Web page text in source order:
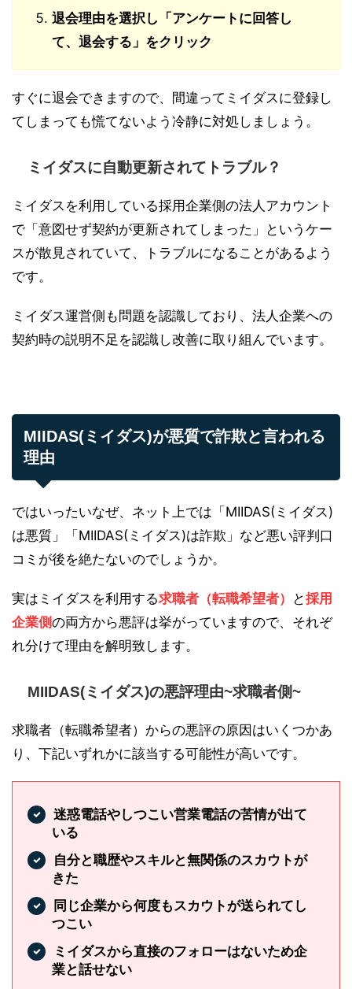
退会理由を選択し「アンケートに回答し
て、退会する」をクリック
すぐに退会できますので、間違ってミイダスに登録し
てしまっても慌てないよう冷静に対処しましょう。
ミイダスに自動更新されてトラブル？
ミイダスを利用している採用企業側の法人アカウント
で「意図せず契約が更新されてしまった」というケー
スが散見されていて、トラブルになることがあるよう
です。
ミイダス運営側も問題を認識しており、法人企業への
契約時の説明不足を認識し改善に取り組んでいます。
MIIDAS(ミイダス)が悪質で詐欺と言われる
理由
ではいったいなぜ、ネット上では「MIIDAS(ミイダス)
は悪質」「MIIDAS(ミイダス)は詐欺」など悪い評判口
コミが後を絶たないのでしょうか。
実はミイダスを利用する求職者（転職希望者） と採用
企業側の両方から悪評は挙がっていますので、それぞ
れ分けて理由を解明致します。
MIIDAS(ミイダス)の悪評理由~求職者側~
求職者（転職希望者）からの悪評の原因はいくつかあ
り、下記いずれかに該当する可能性が高いです。
迷惑電話やしつこい営業電話の苦情が出て
いる
自分と職歴やスキルと無関係のスカウトが
きた
同じ企業から何度もスカウトが送られてし
つこい
ミイダスから直接のフォローはないため企
業と話せない